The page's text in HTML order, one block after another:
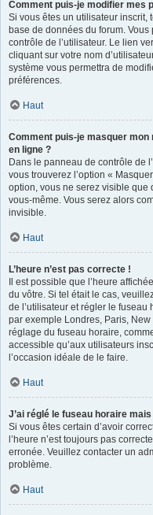
Comment puis-je modifier mes
Si vous êtes un utilisateur inscrit,
base de données du forum.
contrôle de l’utilisateur. Le lien
cliquant sur votre nom
système vous permettra de
préférences.
Haut
Comment puis-je masquer mon
en ligne ?
Dans le panneau de contrôle de
vous trouverez l’option «
option, vous ne serez visible que
vous-même. Vous serez alors
invisible.
Haut
L’heure n’est pas correcte !
Il est possible que l’heure
du vôtre. Si tel était le cas,
de l’utilisateur et régler le
par exemple Londres, Paris,
réglage du fuseau horaire,
accessible qu’aux utilisateurs
l’occasion idéale de le faire.
Haut
J’ai réglé le fuseau horaire
Si vous êtes certain d’avoir
l’heure n’est toujours pas
erronée. Veuillez contacter un
problème.
Haut